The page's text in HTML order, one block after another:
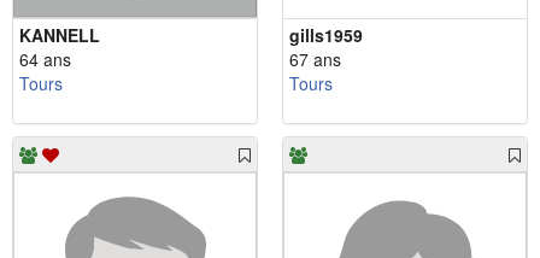
KANNELL
64 ans
Tours
gills1959
67 ans
Tours